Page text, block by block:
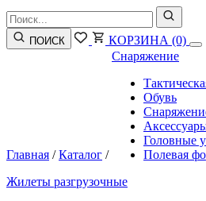
ПОИСК КОРЗИНА (0)
Главная /Каталог /
Снаряжение
Обувь
Головные
Полевая
Жилеты разгрузочные